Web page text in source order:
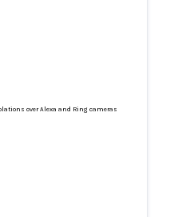
over Alexa and Ring cameras